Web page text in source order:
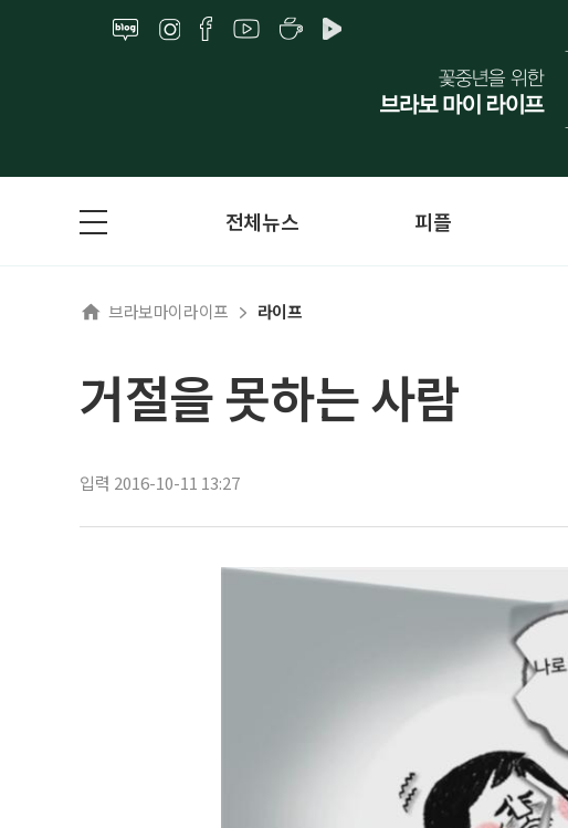
전체뉴스 피플
브라보마이라이프 라이프
거절을 못하는 사람
입력 2016-10-11 13:27